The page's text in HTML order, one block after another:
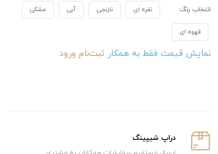
انتخاب رنگ: نقره ای نارنجی آبی مشکی
قهوه ای
نمایش قیمت فقط به همکار ثبت‌نام ورود
دراپ شیپینگ